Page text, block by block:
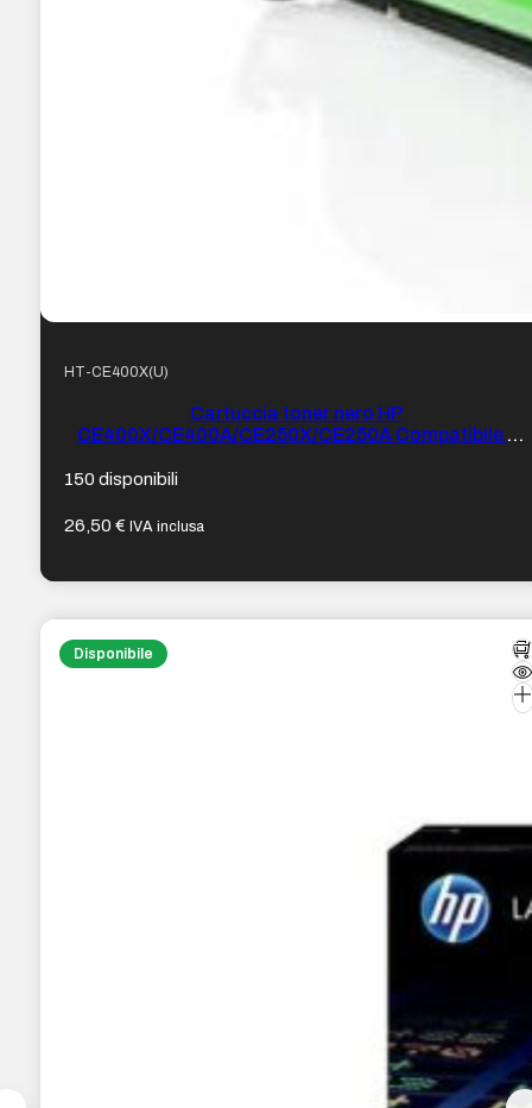
HT-CE400X(U)
Cartuccia toner nero HP
CE400X/CE400A/CE250X/CE250A Compatibile –
150 disponibili
26,50€ IVA inclusa
Disponibile